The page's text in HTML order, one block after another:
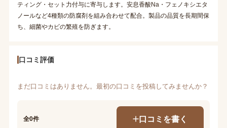
ティング・セット力付与に寄与します。安息香酸Na・フェノキシエタ
ノールなど4種類の防腐剤を組み合わせて配合。製品の品質を長期間保
ち、細菌やカビの繁殖を防ぎます。
口コミ評価
まだ口コミはありません。最初の口コミを投稿してみませんか？
全0件 口コミを書く